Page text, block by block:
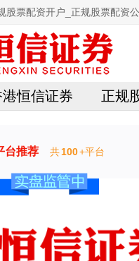
股票配资开户_正规股票配资
恒信证券 正规
台推荐 共100+平台